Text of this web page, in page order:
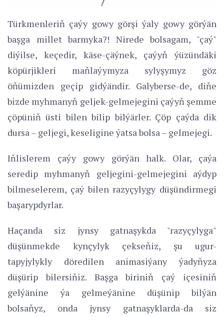
Türkmenleriň çaýy gowy görşi ýaly gowy görýän
başga millet barmyka?! Nirede bolsagam, "çaý"
diýilse, keçedir, käse-çäýnek, çaýyň ýüzündäki
köpürjikleri maňlaýymyza sylyşymyz göz
öňümizden geçip gidýändir. Galyberse-de, diňe
bizde myhmanyň geljek-gelmejegini çaýyň şemme
çöpüniň üsti bilen bilip bilýärler. Çöp çaýda dik
dursa – geljegi, keseligine ýatsa bolsa – gelmejegi.
Iňlislerem çaýy gowy görýän halk. Olar, çaýa
seredip myhmanyň geljegini-gelmejegini aýdyp
bilmeselerem, çaý bilen razyçylygy düşündirmegi
başarypdyrlar.
Haçanda siz jynsy gatnaşykda "razyçylyga"
düşünmekde kynçylyk çekseňiz, şu ugur-
tapyjylykly döredilen animasiýany ýadyňyza
düşürip bilersiňiz. Başga biriniň çaý içesiniň
gelýänine ýa gelmeýänine düşünip bilýän
bolsaňyz, onda jynsy gatnaşyklarda-da siz